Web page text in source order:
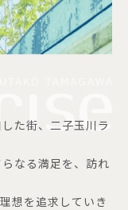
た街、二子玉川ラ
なる満足を、訪れ
想を追求していき